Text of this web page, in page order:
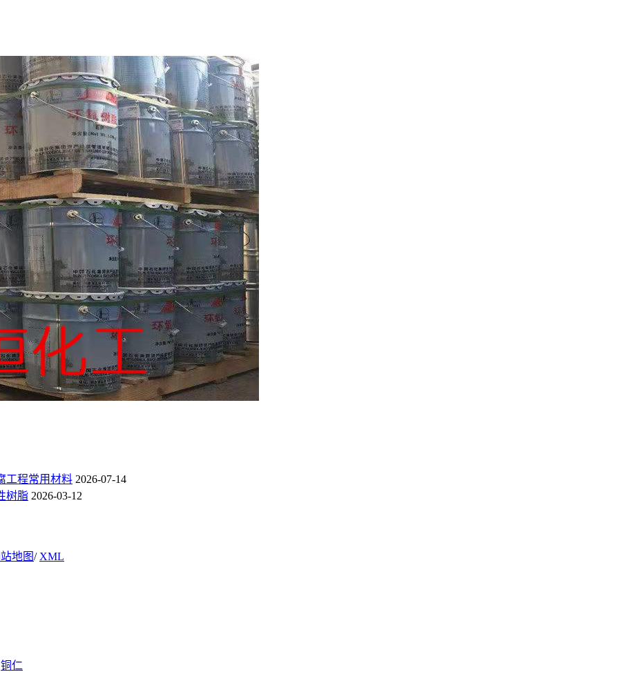
工程常用材料 2026-07-14
树脂 2026-03-12
地图/ XML
铜仁